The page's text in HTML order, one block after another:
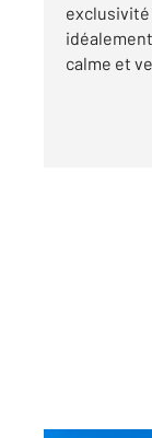
exclusivité
calme et